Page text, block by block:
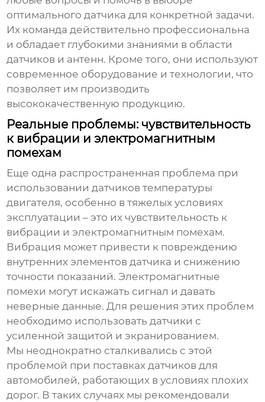
оптимального датчика для конкретной задачи.
Их команда действительно профессиональна
и обладает глубокими знаниями в области
датчиков и антенн. Кроме того, они используют
современное оборудование и технологии, что
позволяет им производить
высококачественную продукцию.
Реальные проблемы: чувствительность
к вибрации и электромагнитным
помехам
Еще одна распространенная проблема при
использованиидатчиков температуры
двигателя, особенно в тяжелых условиях
эксплуатации – это их чувствительность к
вибрации и электромагнитным помехам.
Вибрация может привести к повреждению
внутренних элементов датчика и снижению
точности показаний. Электромагнитные
помехи могут искажать сигнал и давать
неверные данные. Для решения этих проблем
необходимо использовать датчики с
усиленной защитой и экранированием.
Мы неоднократно сталкивались с этой
проблемой при поставках датчиков для
автомобилей, работающих в условиях плохих
дорог. В таких случаях мы рекомендовали